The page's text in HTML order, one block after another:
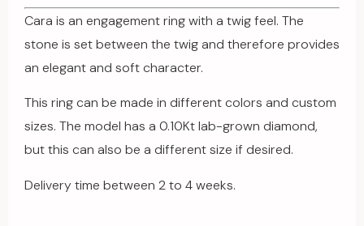
Cara is an engagement ring with a twig feel. The
stone is set between the twig and therefore provides
an elegant and soft character.
This ring can be made in different colors and custom
sizes. The model has a 0.10Kt lab-grown diamond,
but this can also be a different size if desired.
Delivery time between 2 to 4 weeks.